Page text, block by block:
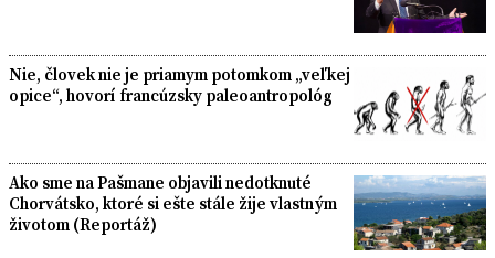
Nie, človek nie je priamym potomkom „veľkej
opice“, hovorí francúzsky paleoantropológ
Ako sme na Pašmane objavili nedotknuté
Chorvátsko, ktoré si ešte stále žije vlastným
životom (Reportáž)